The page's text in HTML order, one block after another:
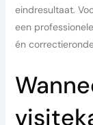
eindresultaat.
een
én